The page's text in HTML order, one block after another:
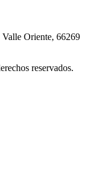
Oriente, 66269
reservados.